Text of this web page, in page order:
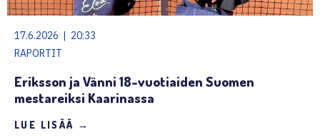
17.6.2026 | 20:33
RAPORTIT
Eriksson ja Vänni 18-vuotiaiden Suomen
mestareiksi Kaarinassa
LUE LISÄÄ →